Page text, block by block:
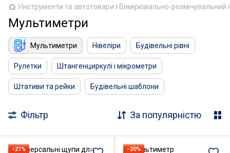
Інструменти та автотовари Вимірювально-розмічувальний
Мультиметри
Мультиметри Нівеліри Будівельні рівні
Рулетки Штангенциркулі і мікрометри
Штативи та рейки Будівельні шаблони
Фільтр За популярністю
−21% −20%